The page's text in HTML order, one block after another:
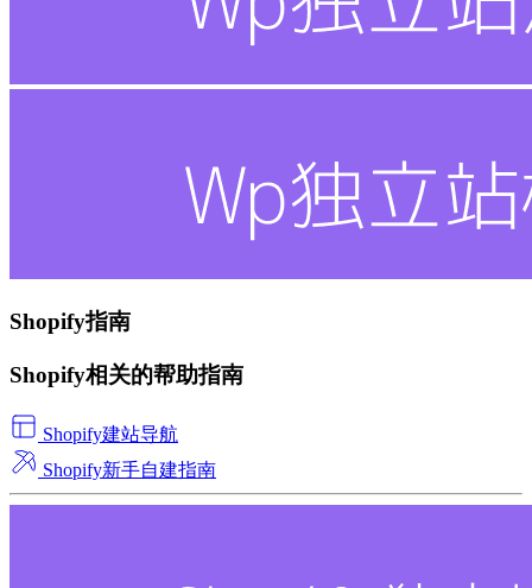
Shopify指南
Shopify相关的帮助指南
Shopify建站导航
Shopify新手自建指南